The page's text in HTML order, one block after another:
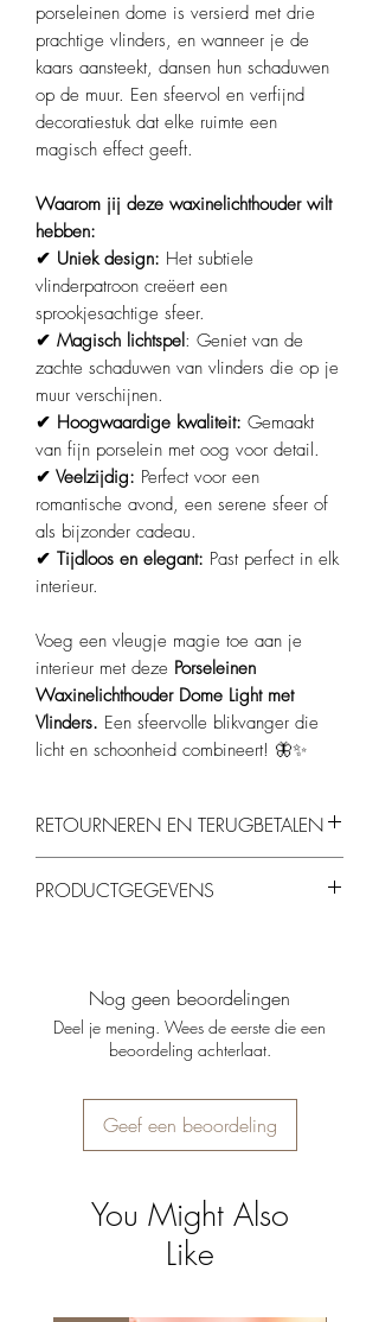
porseleinen dome is versierd met drie
prachtige vlinders, en wanneer je de
kaars aansteekt, dansen hun schaduwen
op de muur. Een sfeervol en verfijnd
decoratiestuk dat elke ruimte een
magisch effect geeft.
Waarom jij deze waxinelichthouder wilt
hebben:
✔ Uniek design: Het subtiele
vlinderpatroon creëert een
sprookjesachtige sfeer.
✔ Magisch lichtspel: Geniet van de
zachte schaduwen van vlinders die op je
muur verschijnen.
✔ Hoogwaardige kwaliteit: Gemaakt
van fijn porselein met oog voor detail.
✔ Veelzijdig: Perfect voor een
romantische avond, een serene sfeer of
als bijzonder cadeau.
✔ Tijdloos en elegant: Past perfect in elk
interieur.
Voeg een vleugje magie toe aan je
interieur met deze Porseleinen
Waxinelichthouder Dome Light met
Vlinders. Een sfeervolle blikvanger die
licht en schoonheid combineert! 🦋✨
RETOURNEREN EN TERUGBETALEN
retourneren, mits ze ongebruikt en in de
PRODUCTGEGEVENS
Schaduwprojectie van vlinders op de
muur bij gebruik van een waxinelichtje.
Afmetingen:13 x 13 cm
Klassiek wit.
Nog geen beoordelingen
Deel je mening. Wees de eerste die een
beoordeling achterlaat.
Geef een beoordeling
You Might Also
Like